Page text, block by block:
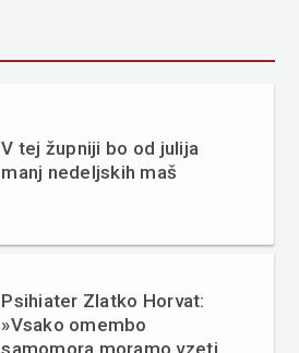
V tej župniji bo od julija
manj nedeljskih maš
Psihiater Zlatko Horvat:
»Vsako omembo